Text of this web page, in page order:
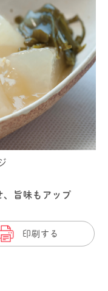
、旨味もアップ
印刷する